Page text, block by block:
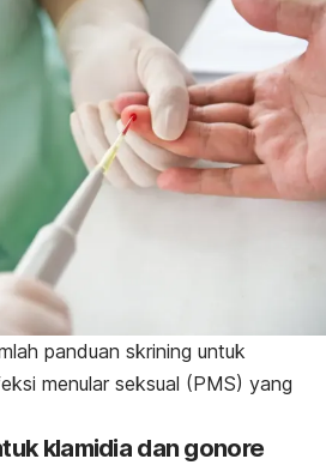
panduan skrining untuk
menular seksual (PMS) yang
klamidia dan gonore